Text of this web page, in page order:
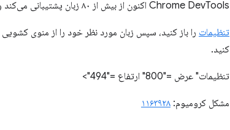
Chrome DevTools اکنون از بیش از ۸۰ زبان پشتیبانی می‌کند و به شما امکان می‌دهد با زبان دلخواه خود کار کنید!
تنظیمات را باز کنید، سپس زبان مورد نظر خود را از منوی کشویی
کنید.
تنظیمات" عرض ="800" ارتفاع ="494">
مشکل کرومیوم: ۱۱۶۳۹۲۸